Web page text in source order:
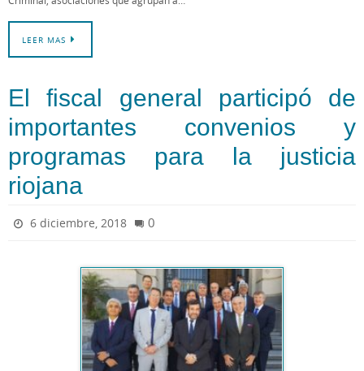
LEER MAS
El fiscal general participó de
importantes convenios y
programas para la justicia
riojana
6 diciembre, 2018 0